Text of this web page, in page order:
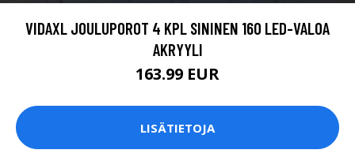
VIDAXL JOULUPOROT 4 KPL SININEN 160 LED-VALOA
AKRYYLI
163.99 EUR
LISÄTIETOJA